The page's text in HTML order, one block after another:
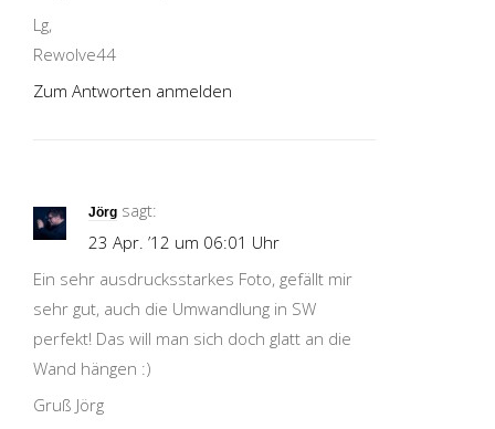
Lg,
Rewolve44
Zum Antworten anmelden
Jörg sagt:
23 Apr. ’12 um 06:01 Uhr
Ein sehr ausdrucksstarkes Foto, gefällt mir
sehr gut, auch die Umwandlung in SW
perfekt! Das will man sich doch glatt an die
Wand hängen :)
Gruß Jörg